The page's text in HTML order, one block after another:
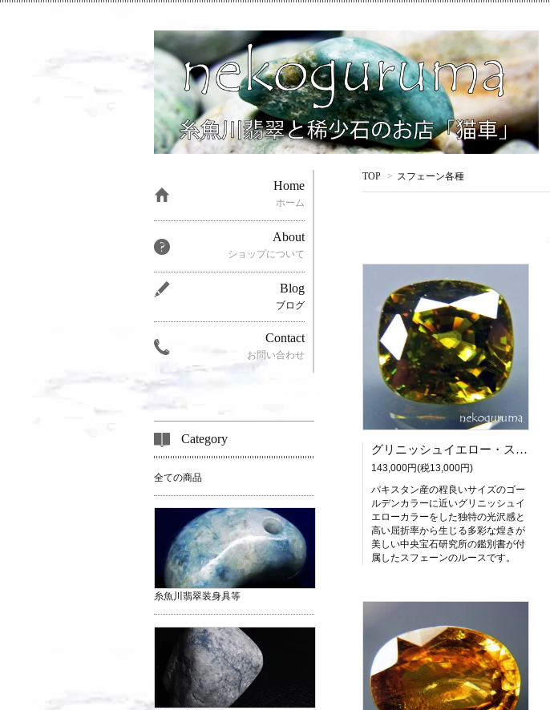
TOP > スフェーン各種
グリニッシュイエロー・スフェーン：2.016ct（中宝研鑑別書付属）
143,000円(税13,000円)
パキスタン産の程良いサイズのゴー
ルデンカラーに近いグリニッシュイ
エローカラーをした独特の光沢感と
高い屈折率から生じる多彩な煌きが
美しい中央宝石研究所の鑑別書が付
属したスフェーンのルースです。
Home
ホーム
About
ショップについて
Blog
ブログ
Contact
お問い合わせ
Category
全ての商品
糸魚川翡翠装身具等